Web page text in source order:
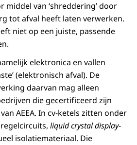
middel van ‘shreddering’ door
tot afval heeft laten verwerken.
niet op een juiste, passende
elektronica en vallen
(elektronisch afval). De
daarvan mag alleen
die gecertificeerd zijn
AEEA. In cv-ketels zitten onder
liquid crystal display-
isolatiemateriaal. Die